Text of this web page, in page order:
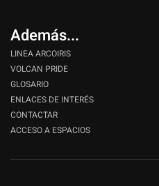
Además...
LINEA ARCOIRIS
VOLCAN PRIDE
GLOSARIO
ENLACES DE INTERÉS
CONTACTAR
ACCESO A ESPACIOS